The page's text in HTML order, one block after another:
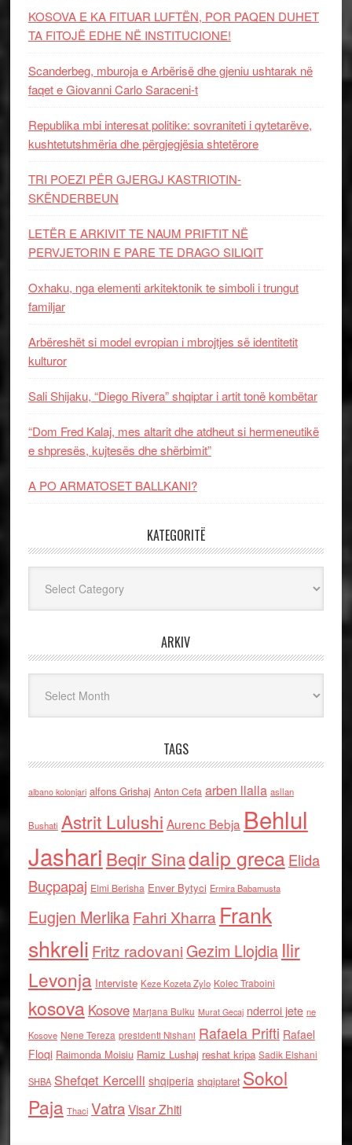
KOSOVA E KA FITUAR LUFTËN, POR PAQEN DUHET
TA FITOJË EDHE NË INSTITUCIONE!
Scanderbeg, mburoja e Arbërisë dhe gjeniu ushtarak në
faqet e Giovanni Carlo Saraceni-t
Republika mbi interesat politike: sovraniteti i qytetarëve,
kushtetutshmëria dhe përgjegjësia shtetërore
TRI POEZI PËR GJERGJ KASTRIOTIN-
SKËNDERBEUN
LETËR E ARKIVIT TE NAUM PRIFTIT NË
PERVJETORIN E PARE TE DRAGO SILIQIT
Oxhaku, nga elementi arkitektonik te simboli i trungut
familjar
Arbëreshët si model evropian i mbrojtjes së identitetit
kulturor
Sali Shijaku, “Diego Rivera” shqiptar i artit tonë kombëtar
“Dom Fred Kalaj, mes altarit dhe atdheut si hermeneutikë
e shpresës, kujtesës dhe shërbimit”
A PO ARMATOSET BALLKANI?
KATEGORITË
ARKIV
TAGS
albano kolonjari alfons Grishaj Anton Cefa arben llalla asllan
Bushati Astrit Lulushi Aurenc Bebja Behlul
Jashari Beqir Sinadalip grecaElida
Buçpapaj Elmi Berisha Enver Bytyci Ermira Babamusta
Eugjen MerlikaFahri Xharra Frank
shkreli Fritz radovaniGezim Llojdia Ilir
Levonja Interviste Keze Kozeta Zylo Kolec Traboini
kosova Kosove Marjana Bulku Murat Gecaj nderroi jete ne
Kosove Nene Tereza presidenti Nishani Rafaela Prifti Rafael
Floqi Raimonda Moisiu Ramiz Lushaj reshat kripa Sadik Elshani
SHBA Shefqet Kercelli shqiperia shqiptaret Sokol
Paja Thaci VatraVisar Zhiti